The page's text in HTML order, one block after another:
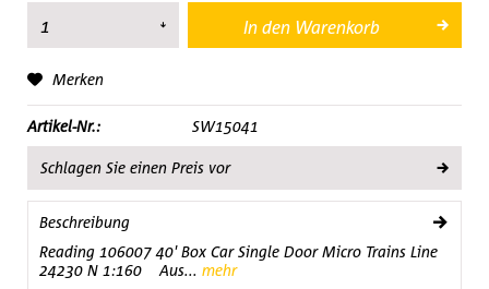
In den Warenkorb
Merken
Artikel-Nr.: SW15041
Schlagen Sie einen Preis vor
Beschreibung
Reading 106007 40' Box Car Single Door Micro Trains Line
24230 N 1:160 Aus... mehr